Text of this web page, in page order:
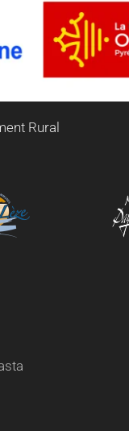
Rural